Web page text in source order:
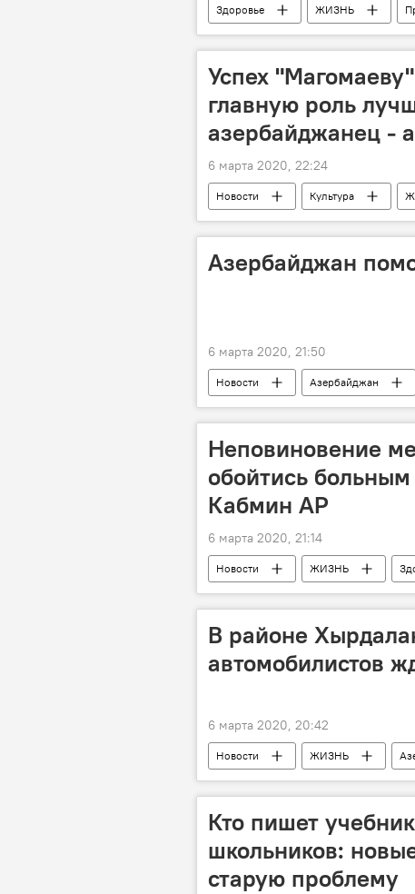
Здоровье ЖИЗНЬ
Новости
Коронавирус
Успех
главную роль
азербайджанец -
6 марта 2020, 22:24
Новости Культура
Муслим Магомаев
Азербайджан
6 марта 2020, 21:50
Новости Азербайджан
Неповиновение
обойтись
Кабмин АР
6 марта 2020, 21:14
Новости ЖИЗНЬ
Сопротивление
врачи
В районе
автомобилистов
6 марта 2020, 20:42
Новости ЖИЗНЬ
Баку
Ограничения
Кто пишет
школьников:
старую проблему